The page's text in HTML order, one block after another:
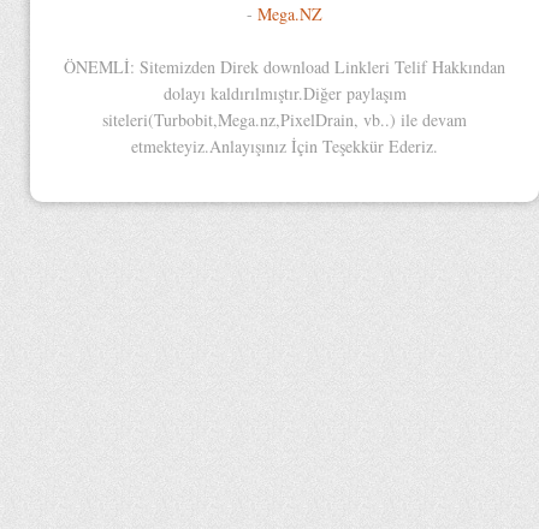
- Mega.NZ
ÖNEMLİ: Sitemizden Direk download Linkleri Telif Hakkından
dolayı kaldırılmıştır.Diğer paylaşım
siteleri(Turbobit,Mega.nz,PixelDrain, vb..) ile devam
etmekteyiz.Anlayışınız İçin Teşekkür Ederiz.